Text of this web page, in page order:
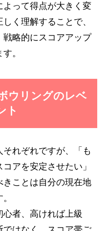
って得点が大きく変
く理解することで、
戦略的にスコアアップ
。
ウリングのレベ
ト
れぞれですが、「も
アを安定させたい」
きことは自分の現在地
者、高ければ上級